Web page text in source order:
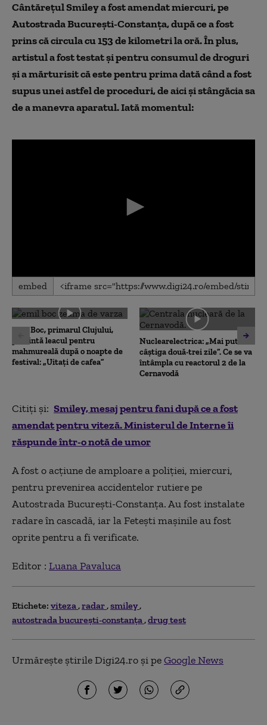
Cântărețul Smiley a fost amendat miercuri, pe
Autostrada București-Constanța, după ce a fost
prins că circula cu 153 de kilometri la oră. În plus,
artistul a fost testat și pentru consumul de droguri
și a mărturisit că este pentru prima dată când a fost
supus unei astfel de proceduri, de aici și stângăcia sa
de a manevra aparatul. Iată momentul:
0
seconds
0
seconds
embed
Emil Boc, primarul Clujului,
prezintă leacul pentru
mahmureală după o noapte de
festival: „Uitați de cafea”
Nuclearelectrica: „Mai putem
câștiga două-trei zile”. Ce se va
întâmpla cu reactorul 2 de la
Cernavodă
Citiți și: Smiley, mesaj pentru fani după ce a fost
amendat pentru viteză. Ministerul de Interne îi
răspunde într-o notă de umor
A fost o acțiune de amploare a poliției, miercuri,
pentru prevenirea accidentelor rutiere pe
Autostrada București-Constanța. Au fost instalate
radare în cascadă, iar la Fetești mașinile au fost
oprite pentru a fi verificate.
Editor : Luana Pavaluca
Etichete: viteza radar smiley
autostrada bucureşti-constanţa drug test
Urmărește știrile Digi24.ro și peGoogle News